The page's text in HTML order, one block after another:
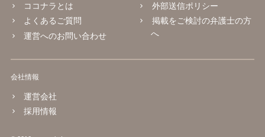
ココナラとは
よくあるご質問
運営へのお問い合わせ
外部送信ポリシー
掲載をご検討の弁護士の方
へ
会社情報
運営会社
採用情報